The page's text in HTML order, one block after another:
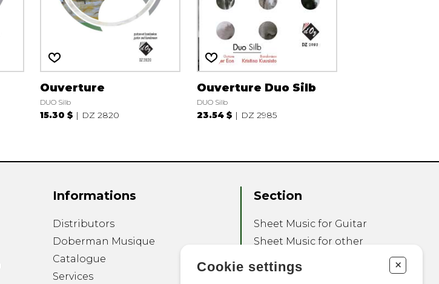
Ouverture
DUO Silb
15.30 $ DZ 2820
Ouverture Duo Silb
DUO Silb
23.54 $ DZ 2985
Informations
Distributors
Doberman Musique
Catalogue
Services
Section
Sheet Music for Guitar
Sheet Music for other
Sheet Music for Ensemble
Cookie settings +